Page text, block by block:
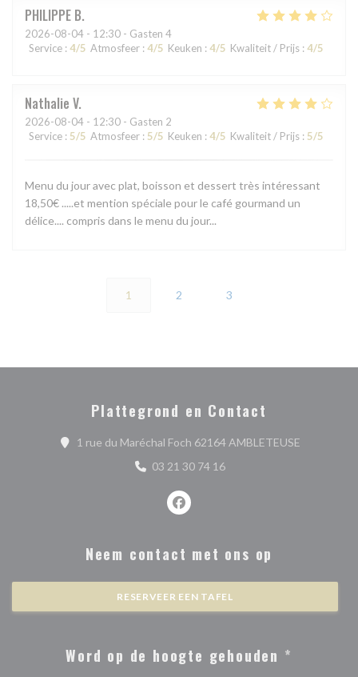
PHILIPPE B
2026-08-04 - 12:30 - Gasten 4
Service : 4/5 Atmosfeer : 4/5 Keuken : 4/5 Kwaliteit / Prijs : 4/5
Nathalie V
2026-08-04 - 12:30 - Gasten 2
Service : 5/5 Atmosfeer : 5/5 Keuken : 4/5 Kwaliteit / Prijs : 5/5
Menu du jour avec plat, boisson et dessert très intéressant
18,50€ .....et mention spéciale pour le café gourmand un
délice.... compris dans le menu du jour...
1 2 3
Plattegrond en Contact
1 rue du Maréchal Foch 62164 AMBLETEUSE((opent in
03 21 30 74 16
Facebook ((opent in een nieuw
Neem contact met ons op
RESERVEER EEN TAFEL
Word op de hoogte gehouden *